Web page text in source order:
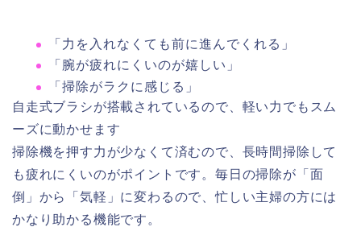
「力を入れなくても前に進んでくれる」
「腕が疲れにくいのが嬉しい」
「掃除がラクに感じる」
自走式ブラシが搭載されているので、軽い力でもスム
ーズに動かせます
掃除機を押す力が少なくて済むので、長時間掃除して
も疲れにくいのがポイントです。毎日の掃除が「面
倒」から「気軽」に変わるので、忙しい主婦の方には
かなり助かる機能です。